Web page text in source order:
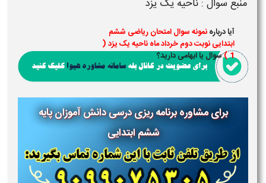
منبع سوال : ناحیه یک یزد
آیا دربارهنمونه سوال امتحان ریاضی ششم
ابتدایی نوبت دوم خرداد ماه ناحیه یک یزد (
1 ) سوال یا ابهامی دارید؟
برای مشاوره برنامه ریزی درسی دانش آموزان پایه
ششم ابتدایی